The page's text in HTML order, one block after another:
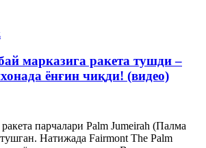
марказига ракета тушди –
ёнғин чиқди! (видео)
парчалари Palm Jumeirah (Палма
Натижада Fairmont The Palm